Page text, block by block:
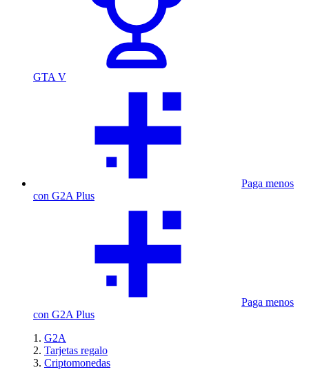
GTA V
Paga menos
con G2A Plus
Paga menos
con G2A Plus
G2A
Tarjetas regalo
Criptomonedas